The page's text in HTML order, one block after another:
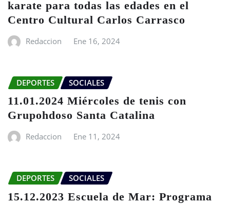
karate para todas las edades en el
Centro Cultural Carlos Carrasco
Redaccion Ene 16, 2024
DEPORTES SOCIALES
11.01.2024 Miércoles de tenis con
Grupohdoso Santa Catalina
Redaccion Ene 11, 2024
DEPORTES SOCIALES
15.12.2023 Escuela de Mar: Programa